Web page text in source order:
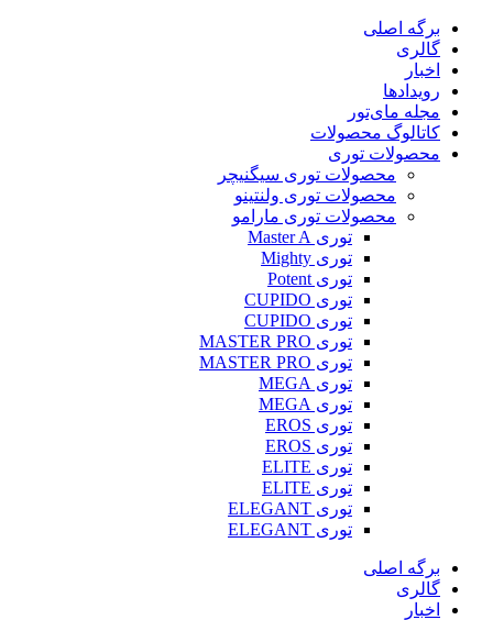
پرش
محتوا
برگه اصلی
گالری
اخبار
رویدادها
مجله مای‌تور
کاتالوگ محصولات
محصولات توری
محصولات توری سیگنیچر
محصولات توری ولنتینو
محصولات توری مارامو
توری Master A
توری Mighty
توری Potent
توری CUPIDO
توری CUPIDO
توری MASTER PRO
توری MASTER PRO
توری MEGA
توری MEGA
توری EROS
توری EROS
توری ELITE
توری ELITE
توری ELEGANT
توری ELEGANT
برگه اصلی
گالری
اخبار